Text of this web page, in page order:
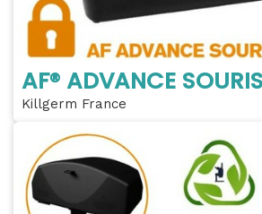
AF® ADVANCE
Killgerm France